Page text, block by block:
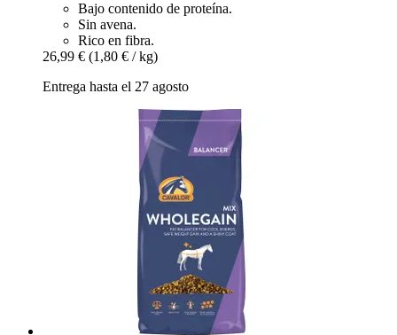
Bajo contenido de proteína.
Sin avena.
Rico en fibra.
26,99 € (1,80 € / kg)
Entrega hasta el 27 agosto